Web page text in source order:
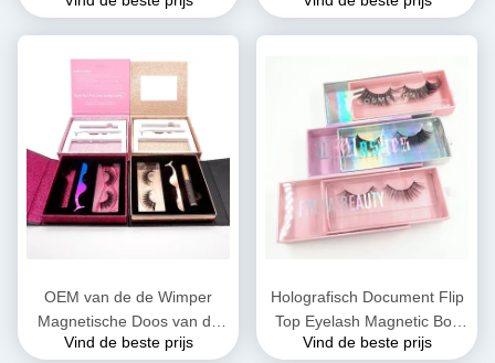
OEM van de de Wimper
Magnetische Doos van de
Warenhuis Magnetische
Vind de beste prijs
Holografisch Document Flip
Top Eyelash Magnetic Box
met Linthandvat
Vind de beste prijs